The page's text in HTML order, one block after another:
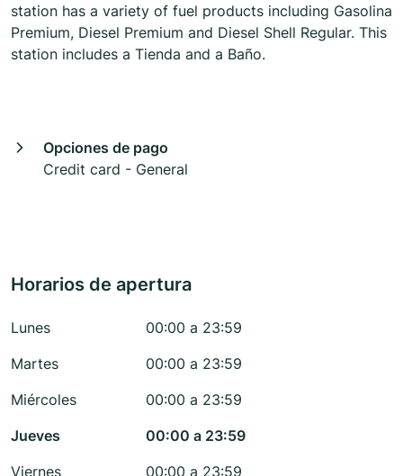
station has a variety of fuel products including Gasolina
Premium, Diesel Premium and Diesel Shell Regular. This
station includes a Tienda and a Baño.
Opciones de pago
Credit card - General
Horarios de apertura
Lunes
00:00 a 23:59
Martes
00:00 a 23:59
Miércoles
00:00 a 23:59
Jueves
00:00 a 23:59
Viernes
00:00 a 23:59